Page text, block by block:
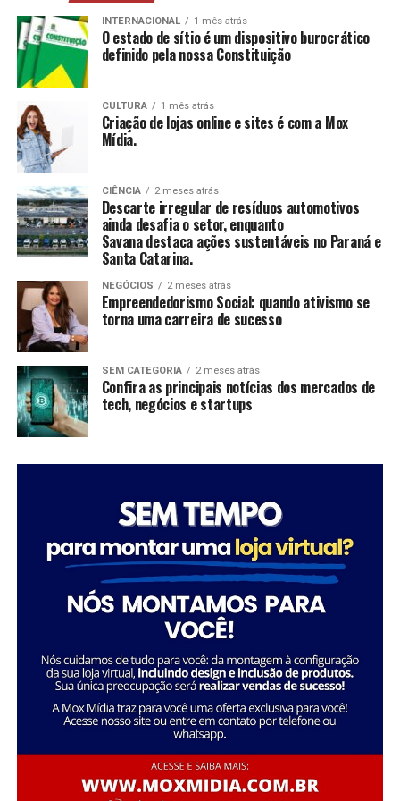
A Savana integra o Grupo Águia Branca e é especializada
na comercialização de caminhões e veículos comerciais
da Mercedes-Benz. Com forte presença nos setores de
transporte e logística, oferece um portfólio completo
de veículos, peças e serviços de oficina. Além disso,
disponibiliza soluções em pneus e recapagem,
garantindo performance e eficiência para os clientes do
segmento de transporte de cargas.
FONTE: A Savana integra o Grupo Águia Branca
suas histórias e vivências.
CCAS
: Ambiente de convivência para crianças e
adolescentes, abrangendo desde jogos até cultura
SAICA: Trabalho de cuidado, orientação e proteção
integral a crianças e adolescentes em situação de
CEIS
: Garantia de um ambiente seguro e desafiador
para o desenvolvimento infantil.
Conclusão
O empreendedorismo social, impulsionado por líderes
como Tatiana Souza, demonstra que ativismo pode, sim,
ser uma carreira de sucesso. As mulheres no comando
dessas organizações não apenas promovem mudanças
significativas em suas comunidades, mas também
inspiram futuras gerações a seguir seus passos,
mostrando que é possível transformar a sociedade
feminina no setor social: “Acredito que quando as
mulheres assumem a liderança, trazem consigo uma
perspectiva única e essencial que promove a inclusão e o
desenvolvimento sustentável. Meu objetivo é continuar
inspirando e capacitando outras mulheres a seguirem
esse caminho, transformando ainda mais vidas e
Essa trajetória exemplifica como o ativismo e o
empreendedorismo social podem convergir para criar
uma carreira gratificante e de grande impacto social.
Sobre o Instituto Macedônia
INTERNACIONAL 1 mês atrás
O estado de sítio é um dispositivo burocrático
definido pela nossa Constituição
CULTURA 1 mês atrás
Criação de lojas online e sites é com a Mox
Mídia.
CIÊNCIA 2 meses atrás
Descarte irregular de resíduos automotivos
ainda desafia o setor, enquanto
Savana destaca ações sustentáveis no Paraná e
Santa Catarina.
NEGÓCIOS 2 meses atrás
Empreendedorismo Social: quando ativismo se
torna uma carreira de sucesso
SEM CATEGORIA 2 meses atrás
Confira as principais notícias dos mercados de
tech, negócios e startups